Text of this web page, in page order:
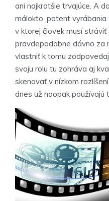
ani najkratšie trvajúce. A
málokto, patent
v ktorej človek musí
pravdepodobne dávno za
vlastniť k tomu
svoju rolu tu zohráva aj
skenovať v nízkom
dnes už naopak používajú